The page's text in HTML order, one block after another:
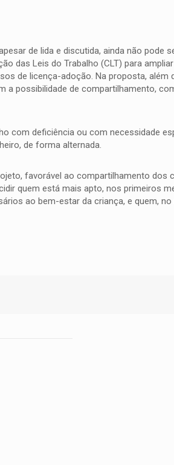
de lida e discutida, ainda não pode
das Leis do Trabalho (CLT) para
de licença-adoção. Na proposta, além
a possibilidade de compartilhamento,
com deficiência ou com necessidade
de forma alternada.
favorável ao compartilhamento dos
quem está mais apto, nos primeiros
ao bem-estar da criança, e quem,